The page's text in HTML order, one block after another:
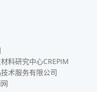
料研究中心CREPIM
术服务有限公司